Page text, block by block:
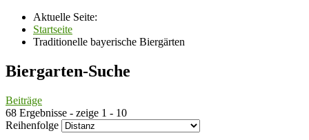
Aktuelle Seite:
Startseite
Traditionelle bayerische Biergärten
Biergarten-Suche
Beiträge
68 Ergebnisse - zeige 1 - 10
Reihenfolge